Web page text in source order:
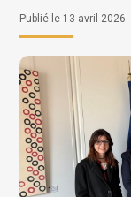
Publié le 13 avril 2026